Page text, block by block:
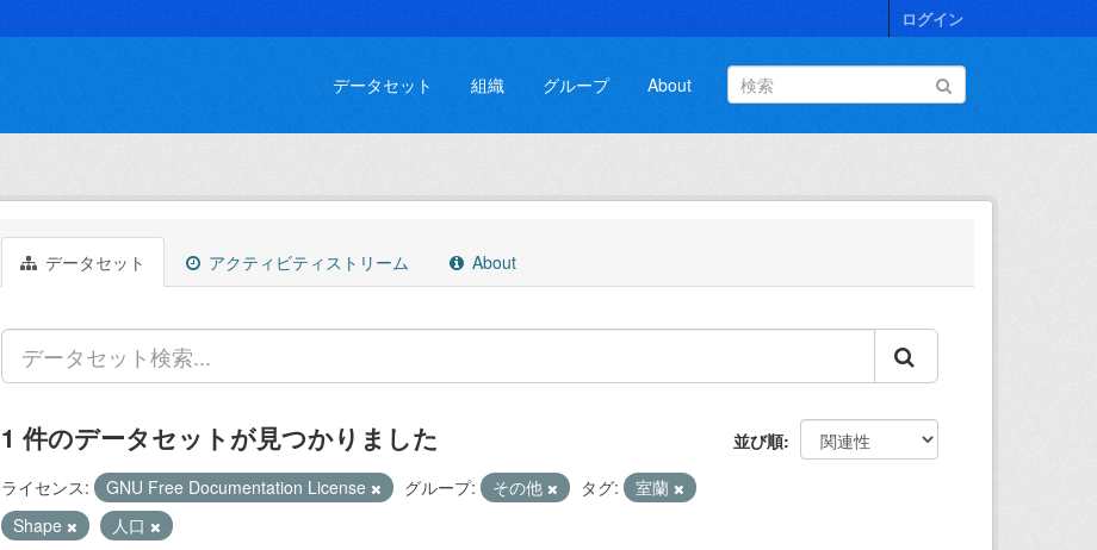
ログイン
データセット 組織 グループ About
データセット アクティビティストリーム About
並び順
1 件のデータセットが見つかりました
ライセンス: GNU Free Documentation License グループ: その他 タグ:
室蘭
Shape
人口